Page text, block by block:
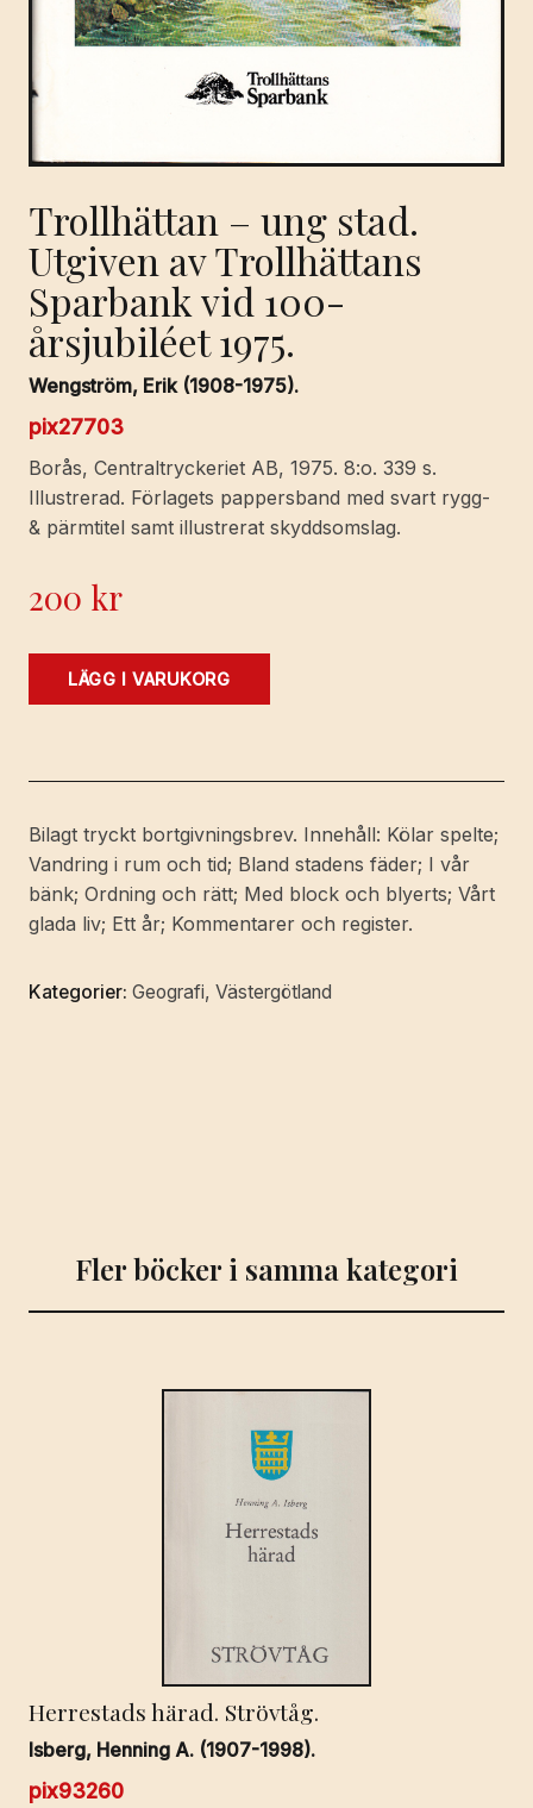
Trollhättan – ung stad.
Utgiven av Trollhättans
Sparbank vid 100-
årsjubiléet 1975.
Wengström, Erik (1908-1975).
pix27703
Borås, Centraltryckeriet AB, 1975. 8:o. 339 s.
Illustrerad. Förlagets pappersband med svart rygg-
& pärmtitel samt illustrerat skyddsomslag.
200 kr
Trollhättan
Utgiven
Trollhättans
Sparbank
vid
100-
1975.
LÄGG I VARUKORG
Bilagt tryckt bortgivningsbrev. Innehåll: Kölar spelte;
Vandring i rum och tid; Bland stadens fäder; I vår
bänk; Ordning och rätt; Med block och blyerts; Vårt
glada liv; Ett år; Kommentarer och register.
Kategorier: Geografi, Västergötland
Fler böcker i samma kategori
Herrestads härad. Strövtåg.
Isberg, Henning A. (1907-1998).
pix93260